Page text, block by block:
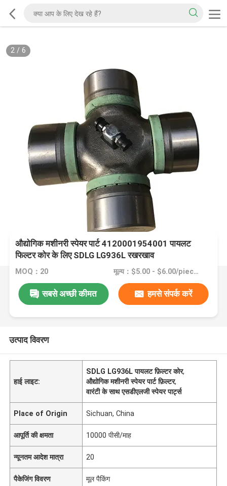
2/ 6
औद्योगिक मशीनरी स्पेयर पार्ट 4120001954001 पायलट
फिल्टर कोर के लिए SDLG LG936L रखरखाव
MOQ：20 मूल्य：$5.00 - $6.00/pieces
सबसे अच्छी कीमत हमसे संपर्क करें
उत्पाद विवरण
हाई लाइट:
SDLG LG936L पायलट फ़िल्टर कोर,
औद्योगिक मशीनरी स्पेयर पार्ट फ़िल्टर,
वारंटी के साथ एसडीएलजी स्पेयर पार्ट्स
Place of Origin Sichuan, China
आपूर्ति की क्षमता 10000 पीसी/माह
न्यूनतम आदेश मात्रा 20
पैकेजिंग विवरण मूल पैकिंग